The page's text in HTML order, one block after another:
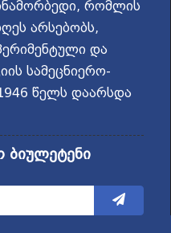
რომლის
არსებობს,
და
სამეცნიერო-
წელს დაარსდა
ბიულეტენი